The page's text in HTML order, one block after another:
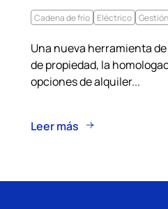
Cadena de frío Eléctrico
Una nueva herramienta
de propiedad, la
opciones de alquiler...
Leer más